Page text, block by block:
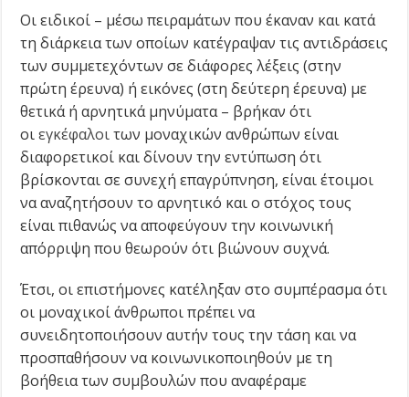
Οι ειδικοί – μέσω πειραμάτων που έκαναν και κατά
τη διάρκεια των οποίων κατέγραψαν τις αντιδράσεις
των συμμετεχόντων σε διάφορες λέξεις (στην
πρώτη έρευνα) ή εικόνες (στη δεύτερη έρευνα) με
θετικά ή αρνητικά μηνύματα – βρήκαν ότι
οιεγκέφαλοιτων μοναχικών ανθρώπων είναι
διαφορετικοί και δίνουν την εντύπωση ότι
βρίσκονται σε συνεχή επαγρύπνηση, είναι έτοιμοι
να αναζητήσουν το αρνητικό και ο στόχος τους
είναι πιθανώς να αποφεύγουν την κοινωνική
απόρριψη που θεωρούν ότι βιώνουν συχνά.
Έτσι, οι επιστήμονες κατέληξαν στο συμπέρασμα ότι
οι μοναχικοί άνθρωποι πρέπει να
συνειδητοποιήσουν αυτήν τους την τάση και να
προσπαθήσουν να κοινωνικοποιηθούν με τη
βοήθεια των συμβουλών που αναφέραμε